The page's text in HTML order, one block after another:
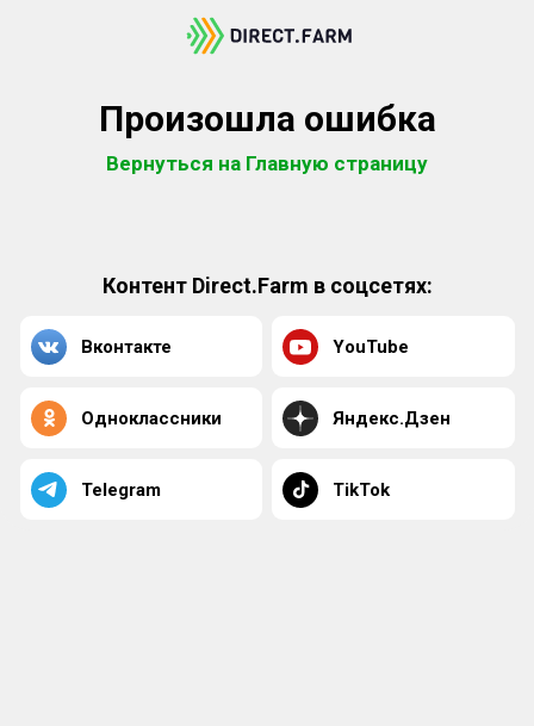
Произошла ошибка
Вернуться на Главную страницу
Контент Direct.Farm в соцсетях:
Вконтакте YouTube
Одноклассники Яндекс.Дзен
Telegram TikTok